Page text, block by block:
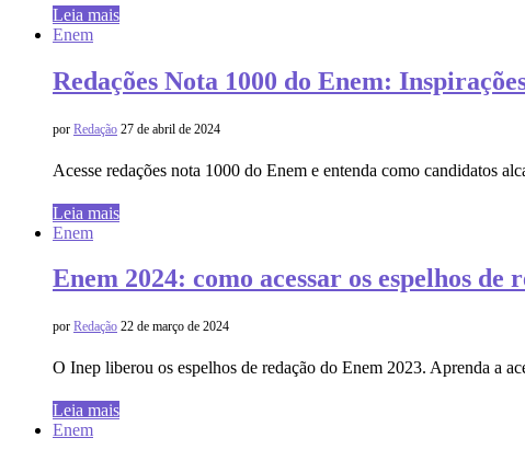
Leia mais
Enem
Redações Nota 1000 do Enem:
por Redação 27 de abril de 2024
Acesse redações nota 1000 do Enem e entenda como candidatos
Leia mais
Enem
Enem 2024: como acessar os espelhos
por Redação 22 de março de 2024
O Inep liberou os espelhos de redação do Enem 2023. Aprenda a
Leia mais
Enem